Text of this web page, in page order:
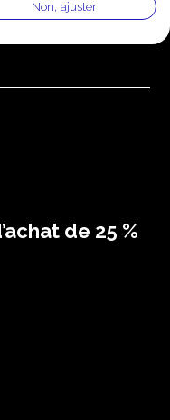
de 25 %
Non, ajuster